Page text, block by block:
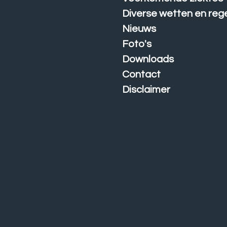
Diverse wetten en
Nieuws
Foto's
Downloads
Contact
Disclaimer